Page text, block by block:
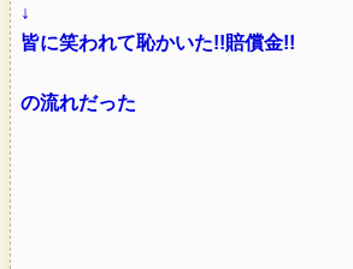
↓
皆に笑われて恥かいた!!賠償金!!
の流れだった